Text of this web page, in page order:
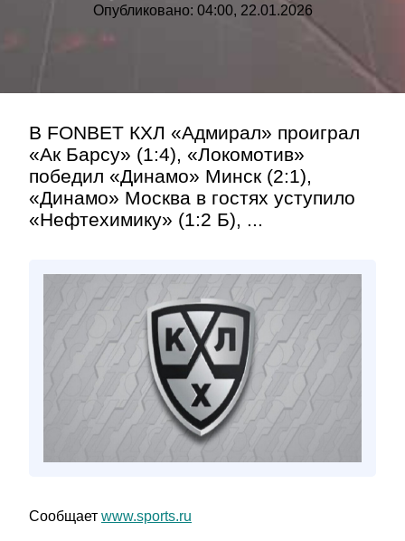
Опубликовано: 04:00, 22.01.2026
В FONBET КХЛ «Адмирал» проиграл
«Ак Барсу» (1:4), «Локомотив»
победил «Динамо» Минск (2:1),
«Динамо» Москва в гостях уступило
«Нефтехимику» (1:2 Б), ...
Сообщает www.sports.ru